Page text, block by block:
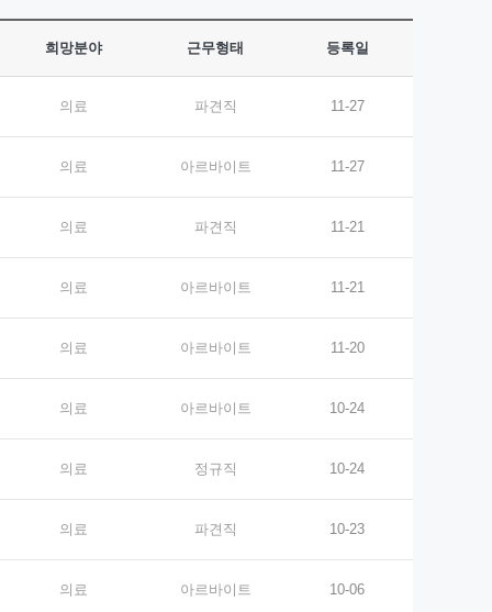
희망분야 근무형태 등록일
의료 파견직 11-27
의료 아르바이트 11-27
의료 파견직 11-21
의료 아르바이트 11-21
의료 아르바이트 11-20
의료 아르바이트 10-24
의료 정규직 10-24
의료 파견직 10-23
의료 아르바이트 10-06